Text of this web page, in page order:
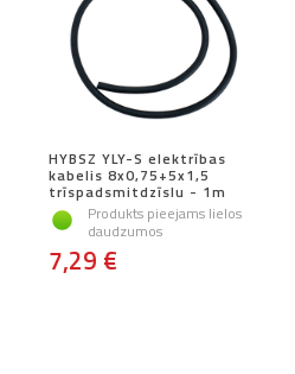
HYBSZ YLY-S elektrības
kabelis 8x0,75+5x1,5
trīspadsmitdzīslu - 1m
Produkts pieejams lielos
daudzumos
7,29 €